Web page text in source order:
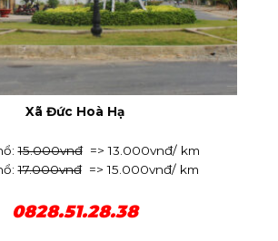
Xã Đức Hoà Hạ
15.000vnđ=> 13.000vnđ/ km
17.000vnđ=> 15.000vnđ/ km
0828.51.28.38